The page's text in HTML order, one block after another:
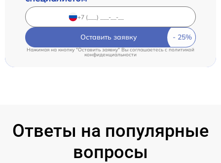
Оставить заявку
Нажимая на кнопку "Оставить заявку" Вы соглашаетесь cполитикой
конфиденциальности
Ответы на популярные
вопросы